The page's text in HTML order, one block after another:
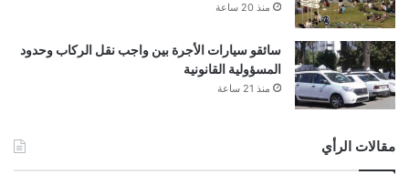
منذ 20 ساعة
سائقو سيارات الأجرة بين واجب نقل الركاب وحدود
المسؤولية القانونية
منذ 21 ساعة
مقالات الرأي